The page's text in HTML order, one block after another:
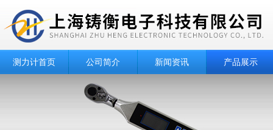
测力计首页 公司简介 新闻资讯 产品展示